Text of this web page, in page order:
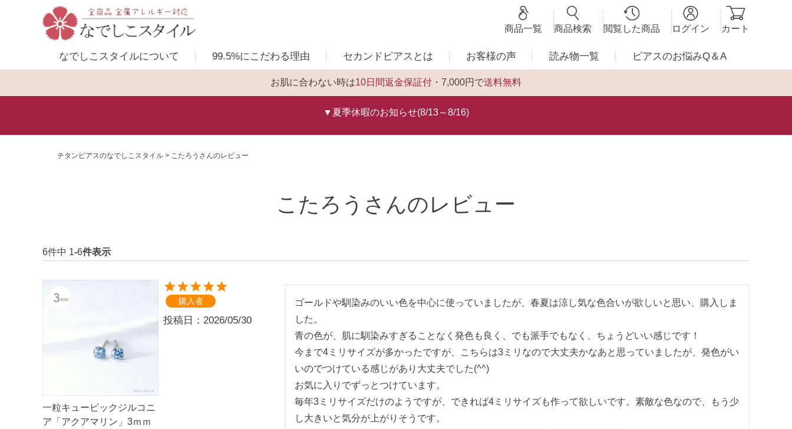
商品一覧 商品検索 閲覧した商品 ログイン カート
なでしこスタイルについて 99.5%にこだわる理由 セカンドピアスとは お客様の声 読み物一覧 ピアスのお悩みQ＆A
お肌に合わない時は10日間返金保証付 ・7,000円で送料無料
▼夏季休暇のお知らせ(8/13～8/16)
チタンピアスのなでしこスタイル こたろうさんのレビュー
こたろうさんのレビュー
6件中 1-6件表示
一粒キュービックジルコニ
ア「アクアマリン」3ｍｍ
購入者
投稿日 2026/05/30
ゴールドや馴染みのいい色を中心に使っていましたが、春夏は涼し気な色合いが欲しいと思い、購入しま
した。
青の色が、肌に馴染みすぎることなく発色も良く、でも派手でもなく、ちょうどいい感じです！
今まで4ミリサイズが多かったですが、こちらは3ミリなので大丈夫かなあと思っていましたが、発色がい
いのでつけている感じがあり大丈夫でした(^^)
お気に入りでずっとつけています。
毎年3ミリサイズだけのようですが、できれば4ミリサイズも作って欲しいです。素敵な色なので、もう少
し大きいと気分が上がりそうです。